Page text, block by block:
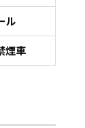
ル
煙車